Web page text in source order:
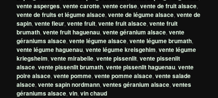
vente asperges,vente carotte,vente cerise,vente de fruit alsace,
vente de fruits et légume alsace,vente de légume alsace,vente de
sapin,vente fleur,vente fruit,vente fruit alsace,vente fruit
brumath,vente fruit haguenau,vente géranium alsace,vente
géraniums alsace,vente légume alsace,vente légume brumath,
vente légume haguenau,vente légume kreisgehim,vente légume
kriegsheim,vente mirabelle,vente pissenlit,vente pissenlit
alsace,vente pissenlit brumath,vente pissenlit haguenau,vente
poire alsace,vente pomme,vente pomme alsace,vente salade
alsace,vente sapin nordmann,ventes géranium alsace,ventes
géraniums alsace,vin,vin chaud